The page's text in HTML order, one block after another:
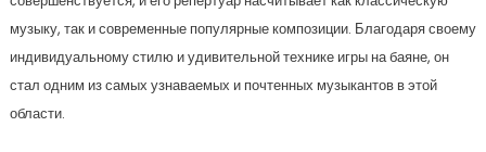
музыку, так и современные популярные композиции. Благодаря своему
индивидуальному стилю и удивительной технике игры на баяне, он
стал одним из самых узнаваемых и почтенных музыкантов в этой
области.